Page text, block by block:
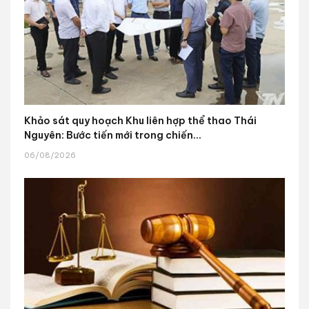
Khảo sát quy hoạch Khu liên hợp thể thao Thái
Nguyên: Bước tiến mới trong chiến...
06/08/2026